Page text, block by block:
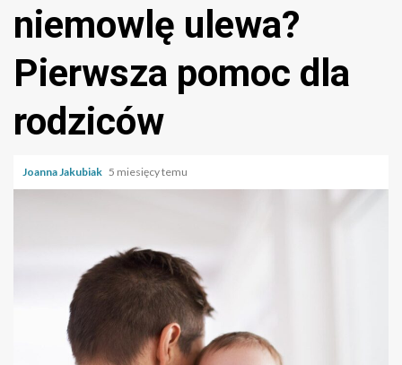
niemowlę ulewa?
Pierwsza pomoc dla
rodziców
Joanna Jakubiak 5 miesięcy temu